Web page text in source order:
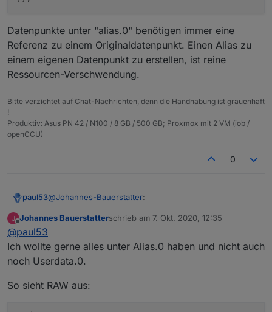
Datenpunkte unter "alias.0" benötigen immer eine
Referenz zu einem Originaldatenpunkt. Einen Alias zu
einem eigenen Datenpunkt zu erstellen, ist reine
Ressourcen-Verschwendung.
Bitte verzichtet auf Chat-Nachrichten, denn die Handhabung ist grauenhaft
!
Produktiv: Asus PN 42 / N100 / 8 GB / 500 GB; Proxmox mit 2 VM (iob /
openCCU)
0
paul53@Johannes-Bauerstatter:
Das ist in Ordnung. Aber weshalb wird das Ergebnis
? Wie sieht die RAW-Ansicht des Objektes von
@Johannes-Bauerstatter
Offline
Johannes Bauerstatterschrieb am 7. Okt. 2020, 12:35
zuletzt editiert von
@paul53
Ich wollte gerne alles unter Alias.0 haben und nicht auch
noch Userdata.0.
So sieht RAW aus: